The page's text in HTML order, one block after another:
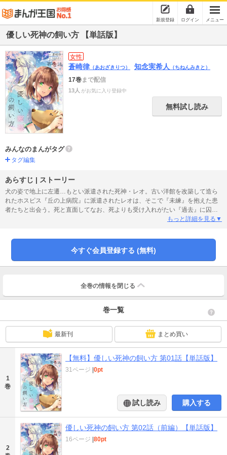
新規登録 ログイン メニュー
優しい死神の飼い方 【単話版】
女性
蒼崎律 （あおざきりつ） 知念実希人 （ちねんみきと）
17巻まで配信
13人 がお気に入り登録中
無料試し読み
みんなのまんがタグ
タグ編集
あらすじ | ストーリー
犬の姿で地上に左遷…もとい派遣された死神・レオ。古い洋館を改築して造ら
れたホスピス『丘の上病院』に派遣されたレオは、そこで『未練』を抱えた患
者たちと出会う。死と直面してなお、死よりも受け入れがたい『過去』に囚わ
れた者たちの呪縛を解くべく、犬の姿で奮闘するレオ。戦中の悲恋、吸血鬼の
魂を救うハートフルミステリー！
もっと詳細を見る▼
今すぐ会員登録する (無料)
全巻の情報を 閉じる
巻一覧
最新刊 まとめ買い
1
巻
【無料】優しい死神の飼い方 第01話【単話版】
31ページ |0pt
試し読み 購入する
2
優しい死神の飼い方 第02話（前編）【単話版】
16ページ |80pt